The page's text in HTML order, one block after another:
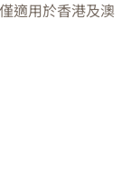
適用於香港及澳